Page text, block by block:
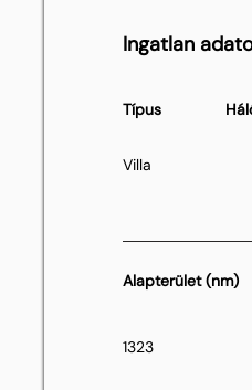
Ingatlan
Típus
Villa
Alapterület (nm)
1323